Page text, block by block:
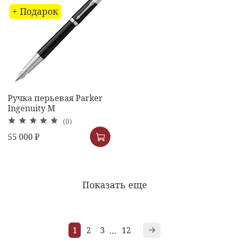
+ Подарок
Ручка перьевая Parker
Ingenuity M
(0)
55 000 ₽
Показать еще
1 2 3 … 12